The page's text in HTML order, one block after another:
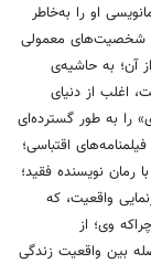
او را به‌خاطر
شخصیت‌های معمولی
آن؛ به حاشیه‌ی
اغلب از دنیای
را به طور گسترده‌ای
اقتباسی؛
رمان نویسنده فقید؛
واقعیت، که
وی؛ از
بین واقعیت زندگی